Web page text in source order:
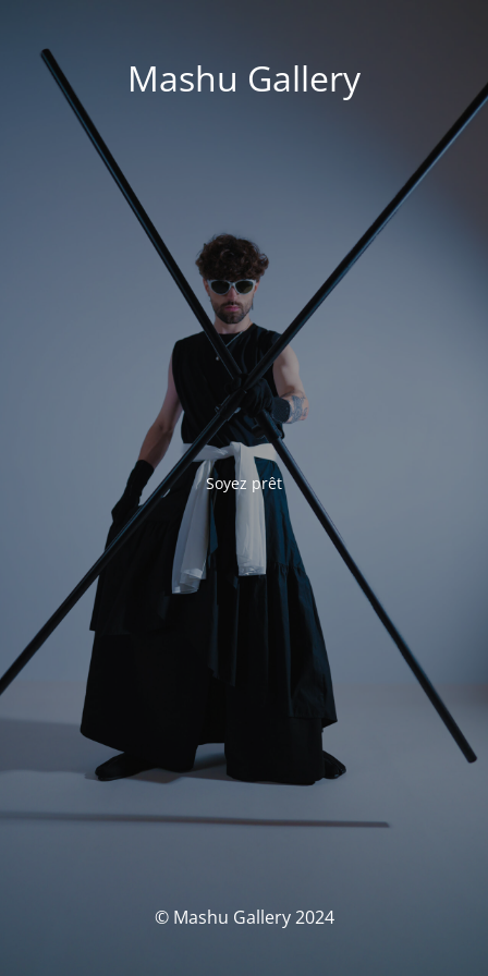
Mashu Gallery
Soyez prêt
© Mashu Gallery 2024